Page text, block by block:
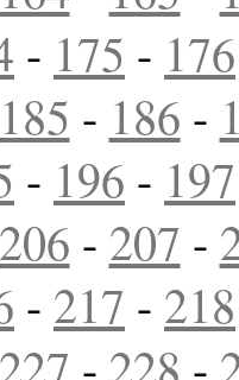
- 175 - 176
185 - 186 -
- 196 - 197
206 - 207 -
- 217 - 218
227 - 228 -